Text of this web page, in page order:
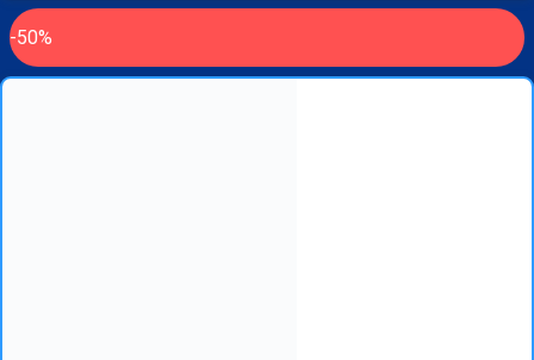
-50%